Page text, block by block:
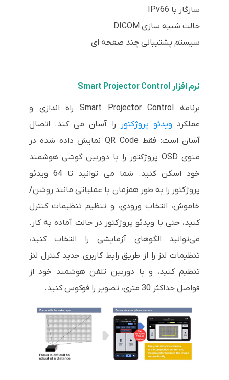
سازگار با IPv66
حالت شبیه سازی DICOM
سیستم پشتیبانی چند صفحه ای
نرم افزار Smart Projector Control
برنامه Smart Projector Control راه اندازی و
عملکرد ویدئو پروژکتور
را آسان می کند. اتصال
آسان است: فقط QR Code نمایش داده شده در
منوی OSD پروژکتور را با دوربین گوشی هوشمند
خود اسکن کنید. شما می توانید تا 64 ویدئو
پروژکتور را به طور همزمان با عملیاتی مانند روشن/
خاموش، انتخاب ورودی، و تنظیم تنظیمات کنترل
کنید، حتی با ویدئو پروژکتور در حالت آماده به کار.
می‌توانید الگوهای آزمایشی را انتخاب کنید،
تنظیمات لنز را از طریق رابط کاربری جدید کنترل لنز
تنظیم کنید، و با دوربین تلفن هوشمند خود از
فواصل حداکثر 30 متری، تصویر را فوکوس کنید.